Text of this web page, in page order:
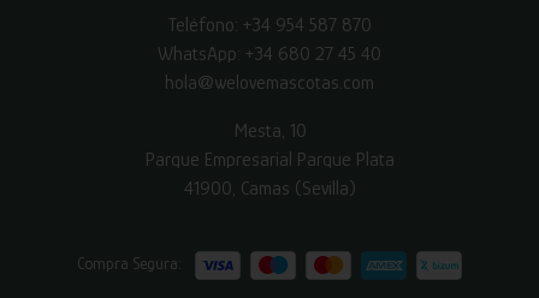
Teléfono: +34 954 587 870
WhatsApp: +34 680 27 45 40
hola@welovemascotas.com
Mesta, 10
Parque Empresarial Parque Plata
41900, Camas (Sevilla)
Compra Segura: